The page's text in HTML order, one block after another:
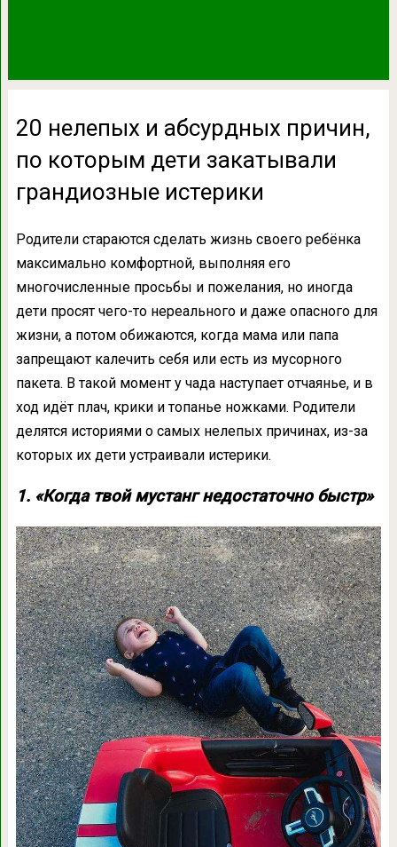
20 нелепых и абсурдных причин,
по которым дети закатывали
грандиозные истерики
Родители стараются сделать жизнь своего ребёнка
максимально комфортной, выполняя его
многочисленные просьбы и пожелания, но иногда
дети просят чего-то нереального и даже опасного для
жизни, а потом обижаются, когда мама или папа
запрещают калечить себя или есть из мусорного
пакета. В такой момент у чада наступает отчаянье, и в
ход идёт плач, крики и топанье ножками. Родители
делятся историями о самых нелепых причинах, из-за
которых их дети устраивали истерики.
1. «Когда твой мустанг недостаточно быстр»